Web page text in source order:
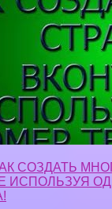
СОЗДАТЬ
ИСПОЛЬЗУЯ